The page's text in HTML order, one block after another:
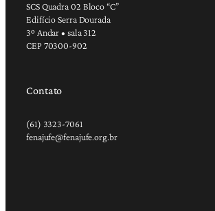
SCS Quadra 02 Bloco “C”
Edifício Serra Dourada
3º Andar • sala 312
CEP 70300-902
Contato
(61) 3323-7061
fenajufe@fenajufe.org.br